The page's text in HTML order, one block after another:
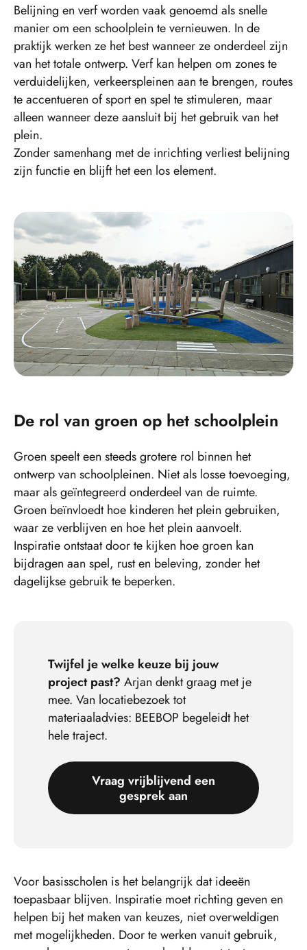
Belijning en verf worden vaak genoemd als snelle
manier om een schoolplein te vernieuwen. In de
praktijk werken ze het best wanneer ze onderdeel zijn
van het totale ontwerp. Verf kan helpen om zones te
verduidelijken, verkeerspleinen aan te brengen, routes
te accentueren of sport en spel te stimuleren, maar
alleen wanneer deze aansluit bij het gebruik van het
plein.
Zonder samenhang met de inrichting verliest belijning
zijn functie en blijft het een los element.
De rol van groen op het schoolplein
Groen speelt een steeds grotere rol binnen het
ontwerp van schoolpleinen. Niet als losse toevoeging,
maar als geïntegreerd onderdeel van de ruimte.
Groen beïnvloedt hoe kinderen het plein gebruiken,
waar ze verblijven en hoe het plein aanvoelt.
Inspiratie ontstaat door te kijken hoe groen kan
bijdragen aan spel, rust en beleving, zonder het
dagelijkse gebruik te beperken.
Twijfel je welke keuze bij jouw
project past? Arjan denkt graag met je
mee. Van locatiebezoek tot
materiaaladvies: BEEBOP begeleidt het
hele traject.
Vraag vrijblijvend een
gesprek aan
Voor basisscholen is het belangrijk dat ideeën
toepasbaar blijven. Inspiratie moet richting geven en
helpen bij het maken van keuzes, niet overweldigen
met mogelijkheden. Door te werken vanuit gebruik,